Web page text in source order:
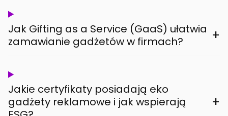
Jak Gifting as a Service (GaaS) ułatwia
zamawianie gadżetów w firmach?
+
Jakie certyfikaty posiadają eko
gadżety reklamowe i jak wspierają
+